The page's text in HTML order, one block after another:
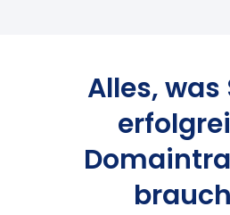
Alles, was